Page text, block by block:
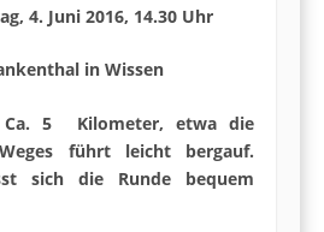
4. Juni 2016, 14.30 Uhr
in Wissen
Ca. 5 Kilometer, etwa die
führt leicht bergauf.
sich die Runde bequem